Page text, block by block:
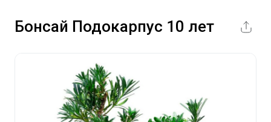
Бонсай Подокарпус 10 лет